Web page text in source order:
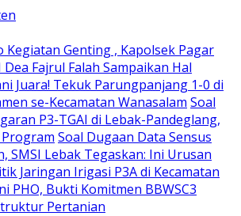
Kegiatan Genting , Kapolsek Pagar
Fajrul Falah Sampaikan Hal
Juara! Tekuk Parungpanjang 1-0 di
se-Kecamatan Wanasalam Soal
P3-TGAI di Lebak-Pandeglang,
Soal Dugaan Data Sensus
SMSI Lebak Tegaskan: Ini Urusan
Jaringan Irigasi P3A di Kecamatan
PHO, Bukti Komitmen BBWSC3
Pertanian